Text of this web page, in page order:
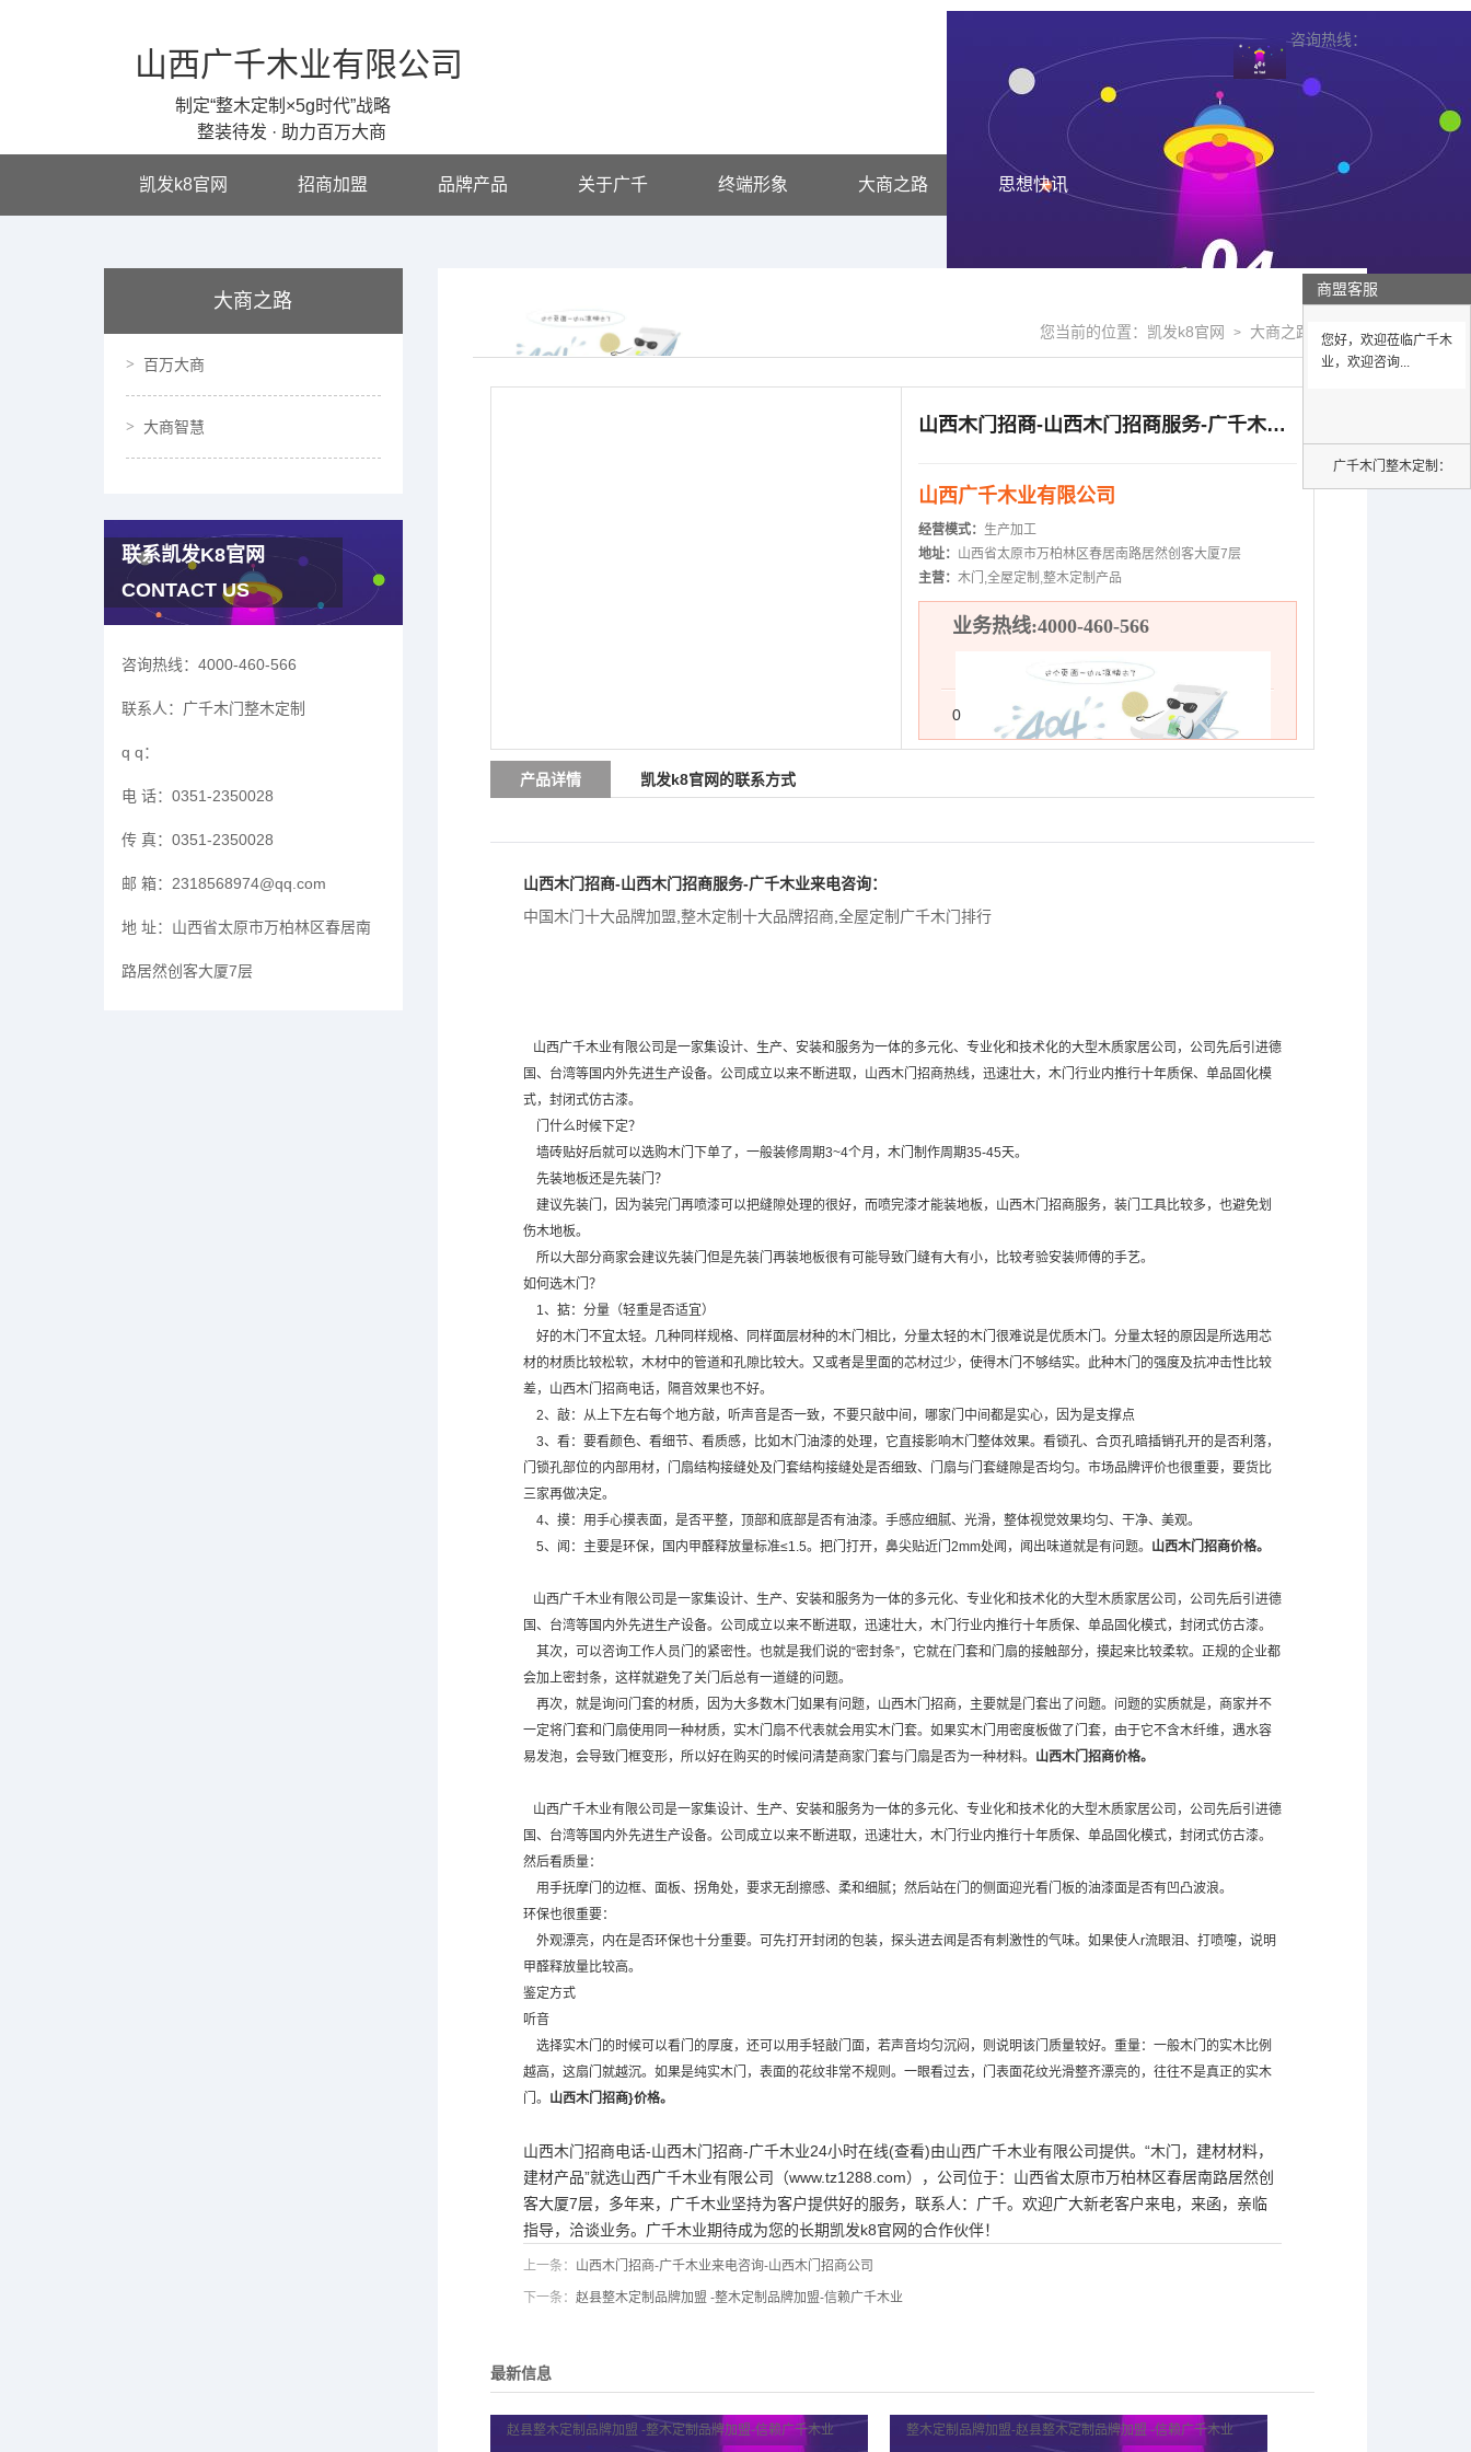
山西广千木业有限公司
制定“整木定制×5g时代”战略
整装待发 · 助力百万大商
咨询热线：
凯发k8官网 招商加盟 品牌产品 关于广千 终端形象 大商之路 思想快讯
大商之路
百万大商
大商智慧
联系凯发K8官网
CONTACT US
咨询热线： 4000-460-566
联系人： 广千木门整木定制
q q：
电 话： 0351-2350028
传 真： 0351-2350028
邮 箱： 2318568974@qq.com
地 址： 山西省太原市万柏林区春居南
路居然创客大厦7层
您当前的位置： 凯发k8官网 > 大商之路 >
山西木门招商-山西木门招商服务-广千木业来电咨询
山西广千木业有限公司
经营模式： 生产加工
地址： 山西省太原市万柏林区春居南路居然创客大厦7层
主营：木门,全屋定制,整木定制产品
业务热线:4000-460-566
0
产品详情 凯发k8官网的联系方式
山西木门招商-山西木门招商服务-广千木业来电咨询：
中国木门十大品牌加盟 整木定制十大品牌招商 全屋定制广千木门排行
山西广千木业有限公司是一家集设计、生产、安装和服务为一体的多元化、专业化和技术化的大型木质家居公司，公司先后引进德
国、台湾等国内外先进生产设备。公司成立以来不断进取，山西木门招商热线，迅速壮大，木门行业内推行十年质保、单品固化模
式，封闭式仿古漆。
门什么时候下定？
墙砖贴好后就可以选购木门下单了，一般装修周期3~4个月，木门制作周期35-45天。
先装地板还是先装门？
建议先装门，因为装完门再喷漆可以把缝隙处理的很好，而喷完漆才能装地板，山西木门招商服务，装门工具比较多，也避免划
伤木地板。
所以大部分商家会建议先装门但是先装门再装地板很有可能导致门缝有大有小，比较考验安装师傅的手艺。
如何选木门？
1、掂：分量（轻重是否适宜）
好的木门不宜太轻。几种同样规格、同样面层材种的木门相比，分量太轻的木门很难说是优质木门。分量太轻的原因是所选用芯
材的材质比较松软，木材中的管道和孔隙比较大。又或者是里面的芯材过少，使得木门不够结实。此种木门的强度及抗冲击性比较
差，山西木门招商电话，隔音效果也不好。
2、敲：从上下左右每个地方敲，听声音是否一致，不要只敲中间，哪家门中间都是实心，因为是支撑点
3、看：要看颜色、看细节、看质感，比如木门油漆的处理，它直接影响木门整体效果。看锁孔、合页孔暗插销孔开的是否利落，
门锁孔部位的内部用材，门扇结构接缝处及门套结构接缝处是否细致、门扇与门套缝隙是否均匀。市场品牌评价也很重要，要货比
三家再做决定。
4、摸：用手心摸表面，是否平整，顶部和底部是否有油漆。手感应细腻、光滑，整体视觉效果均匀、干净、美观。
5、闻：主要是环保，国内甲醛释放量标准≤1.5。把门打开，鼻尖贴近门2mm处闻，闻出味道就是有问题。
山西木门招商价格。
山西广千木业有限公司是一家集设计、生产、安装和服务为一体的多元化、专业化和技术化的大型木质家居公司，公司先后引进德
国、台湾等国内外先进生产设备。公司成立以来不断进取，迅速壮大，木门行业内推行十年质保、单品固化模式，封闭式仿古漆。
其次，可以咨询工作人员门的紧密性。也就是我们说的“密封条”，它就在门套和门扇的接触部分，摸起来比较柔软。正规的企业都
会加上密封条，这样就避免了关门后总有一道缝的问题。
再次，就是询问门套的材质，因为大多数木门如果有问题，山西木门招商，主要就是门套出了问题。问题的实质就是，商家并不
一定将门套和门扇使用同一种材质，实木门扇不代表就会用实木门套。如果实木门用密度板做了门套，由于它不含木纤维，遇水容
易发泡，会导致门框变形，所以好在购买的时候问清楚商家门套与门扇是否为一种材料。
山西木门招商价格。
山西广千木业有限公司是一家集设计、生产、安装和服务为一体的多元化、专业化和技术化的大型木质家居公司，公司先后引进德
国、台湾等国内外先进生产设备。公司成立以来不断进取，迅速壮大，木门行业内推行十年质保、单品固化模式，封闭式仿古漆。
然后看质量：
用手抚摩门的边框、面板、拐角处，要求无刮擦感、柔和细腻；然后站在门的侧面迎光看门板的油漆面是否有凹凸波浪。
环保也很重要：
外观漂亮，内在是否环保也十分重要。可先打开封闭的包装，探头进去闻是否有刺激性的气味。如果使人r流眼泪、打喷嚏，说明
甲醛释放量比较高。
鉴定方式
听音
选择实木门的时候可以看门的厚度，还可以用手轻敲门面，若声音均匀沉闷，则说明该门质量较好。重量：一般木门的实木比例
越高，这扇门就越沉。如果是纯实木门，表面的花纹非常不规则。一眼看过去，门表面花纹光滑整齐漂亮的，往往不是真正的实木
门。
山西木门招商}价格。
山西木门招商电话-山西木门招商-广千木业24小时在线(查看)由山西广千木业有限公司提供。“木门，建材材料，
建材产品”就选山西广千木业有限公司（www.tz1288.com），公司位于：山西省太原市万柏林区春居南路居然创
客大厦7层，多年来，广千木业坚持为客户提供好的服务，联系人：广千。欢迎广大新老客户来电，来函，亲临
指导，洽谈业务。广千木业期待成为您的长期凯发k8官网的合作伙伴！
上一条： 山西木门招商-广千木业来电咨询-山西木门招商公司
下一条： 赵县整木定制品牌加盟 -整木定制品牌加盟-信赖广千木业
最新信息
赵县整木定制品牌加盟 -整木定制品牌加盟-信赖广千木业 整木定制品牌加盟-赵县整木定制品牌加盟 -信赖广千木业
商盟客服
您好，欢迎莅临广千木
业，欢迎咨询...
广千木门整木定制：